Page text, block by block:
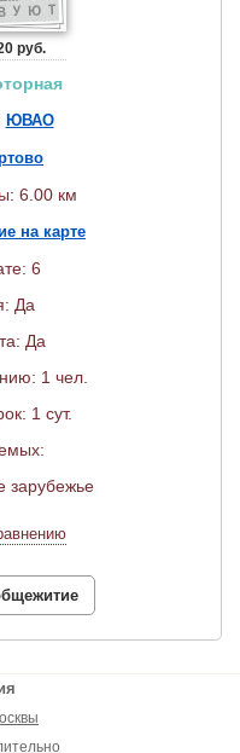
руб.
ЮВАО
6.00 км
на карте
6
Да
Да
1 чел.
1 сут.
зарубежье